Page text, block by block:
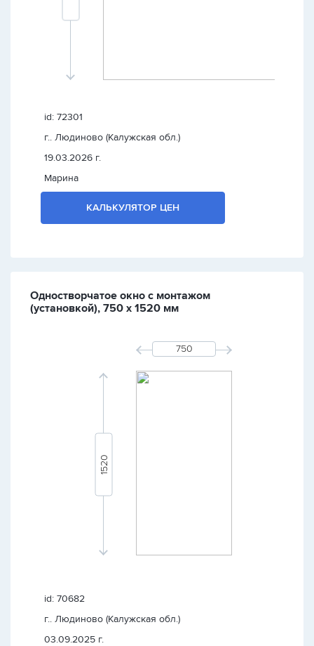
id: 72301
г.. Людиново (Калужская обл.)
19.03.2026 г.
Марина
КАЛЬКУЛЯТОР ЦЕН
Одностворчатое окно с монтажом
(установкой), 750 х 1520 мм
id: 70682
г.. Людиново (Калужская обл.)
03.09.2025 г.